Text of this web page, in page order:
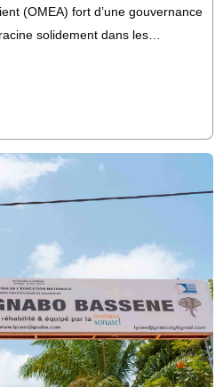
(OMEA) fort d’une gouvernance
solidement dans les…